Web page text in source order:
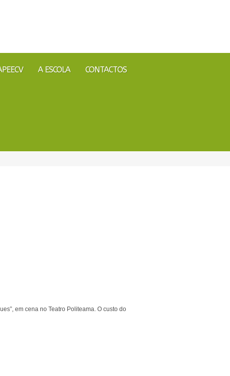
A ESCOLA CONTACTOS
em cena no Teatro Politeama. O custo do